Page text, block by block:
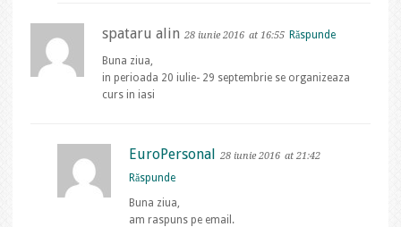
spataru alin 28 iunie 2016 at 16:55 Răspunde
Buna ziua,
in perioada 20 iulie- 29 septembrie se organizeaza
curs in iasi
EuroPersonal 28 iunie 2016 at 21:42
Răspunde
Buna ziua,
am raspuns pe email.